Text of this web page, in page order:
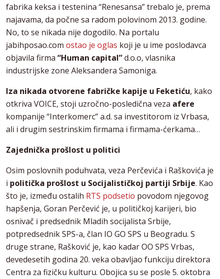
fabrika keksa i testenina “Renesansa” trebalo je, prema
najavama, da počne sa radom polovinom 2013. godine.
No, to se nikada nije dogodilo. Na portalu
jabihposao.com ostao je oglas koji je u ime poslodavca
objavila firma “Human capital”d.o.o, vlasnika
industrijske zone Aleksandera Samoniga.
Iza nikada otvorene fabričke kapije u Feketiću, kako
otkriva VOICE, stoji uzročno-posledična veza afere
kompanije “Interkomerc” a.d. sa investitorom iz Vrbasa,
ali i drugim sestrinskim firmama i firmama-ćerkama…
Zajednička prošlost u politici
Osim poslovnih poduhvata, veza Perčevića i Raškovića je
i politička prošlost u Socijalističkoj partiji Srbije. Kao
što je, između ostalih RTS podsetio povodom njegovog
hapšenja, Goran Perčević je, u političkoj karijeri, bio
osnivač i predsednik Mladih socijalista Srbije,
potpredsednik SPS-a, član IO GO SPS u Beogradu. S
druge strane, Rašković je, kao kadar OO SPS Vrbas,
devedesetih godina 20. veka obavljao funkciju direktora
Centra za fizičku kulturu. Obojica su se posle 5. oktobra